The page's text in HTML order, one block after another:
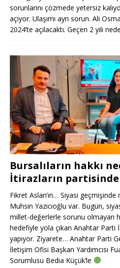
sorunlarını çözmede yetersiz
açıyor. Ulaşımı ayrı sorun. Ali
2024’te açılacaktı. Geçen 2 yılı
Bursalıların hakkı
İtirazların
Fikret Aslan’ın… Siyasi
Muhsin Yazıcıoğlu var. Bugün,
millet-değerlerle sorunu olmayan
hedefiyle yola çıkan Anahtar Parti
yapıyor. Ziyarete… Anahtar Parti
İletişim Ofisi Başkan Yardımcısı
Sorumlusu Bedia Küçük’le